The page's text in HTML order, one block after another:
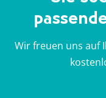
Wir freuen uns auf